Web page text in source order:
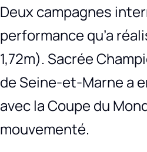
Deux campagnes
performance qu’a
1,72m). Sacrée
de Seine-et-Marne a
avec la Coupe du
mouvementé.